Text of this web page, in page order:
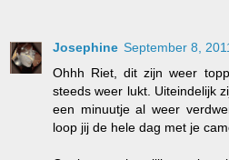
Josephine September 8,
Ohhh Riet, dit zijn weer
steeds weer lukt. Uiteindelijk
een minuutje al weer
loop jij de hele dag met je